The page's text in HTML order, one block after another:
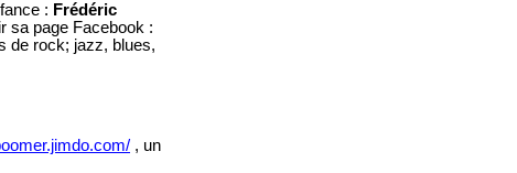
: Frédéric
sa page Facebook :
de rock; jazz, blues,
, un